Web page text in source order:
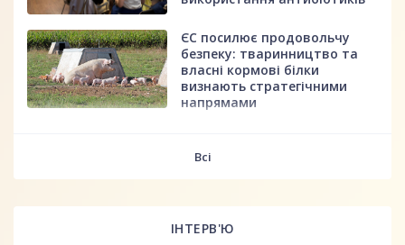
ЄС посилює продовольчу
безпеку: тваринництво та
власні кормові білки
визнають стратегічними
напрямами
Всі
ІНТЕРВ'Ю